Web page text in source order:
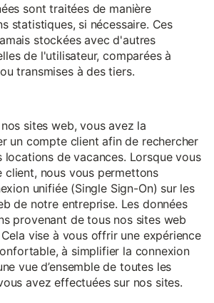
sont traitées de manière
statistiques, si nécessaire. Ces
stockées avec d'autres
de l'utilisateur, comparées à
transmises à des tiers.
nos sites web, vous avez la
un compte client afin de rechercher
locations de vacances. Lorsque vous
client, nous vous permettons
unifiée (Single Sign-On) sur les
de notre entreprise. Les données
provenant de tous nos sites web
vise à vous offrir une expérience
à simplifier la connexion
vue d’ensemble de toutes les
avez effectuées sur nos sites.